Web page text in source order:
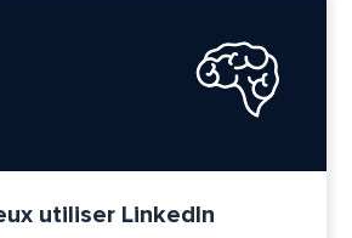
utiliser LinkedIn